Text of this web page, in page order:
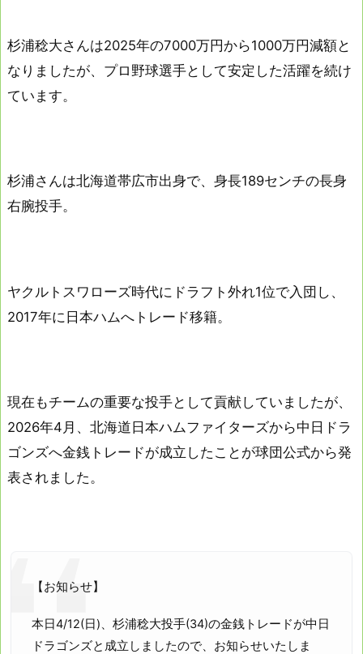
杉浦稔大さんは2025年の7000万円から1000万円減額と
なりましたが、プロ野球選手として安定した活躍を続け
ています。
杉浦さんは北海道帯広市出身で、身長189センチの長身
右腕投手。
ヤクルトスワローズ時代にドラフト外れ1位で入団し、
2017年に日本ハムへトレード移籍。
現在もチームの重要な投手として貢献していましたが、
2026年4月、北海道日本ハムファイターズから中日ドラ
ゴンズへ金銭トレードが成立したことが球団公式から発
表されました。
【お知らせ】
本日4/12(日)、杉浦稔大投手(34)の金銭トレードが中日
ドラゴンズと成立しましたので、お知らせいたしま